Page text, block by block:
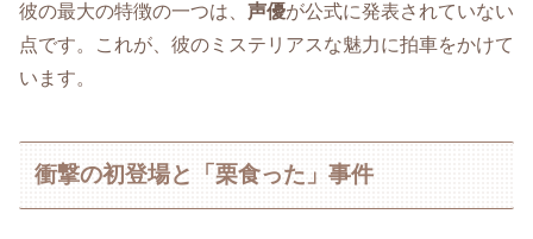
彼の最大の特徴の一つは、 声優が公式に発表されていない
点です。これが、彼のミステリアスな魅力に拍車をかけて
います。
衝撃の初登場と「栗食った」事件